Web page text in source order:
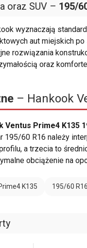
oraz SUV – 195/
wyznaczają
aut miejskich
rozwiązania
oraz
– Hankook
Ventus Prime4 K135
195/60 R16 należy
a trzecia to
obciążenie na
K135 195/60 R16